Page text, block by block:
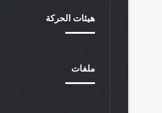
هيئات الحركة
ملفات